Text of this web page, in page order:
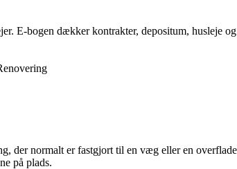
E-bogen dækker kontrakter, depositum, husleje
der normalt er fastgjort til en væg eller en
på plads.